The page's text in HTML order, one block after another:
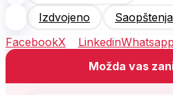
Izdvojeno
FacebookX LinkedinWhatsapp
Možda vas